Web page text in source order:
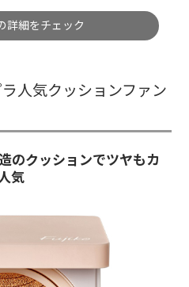
細をチェック
人気クッションファン
のクッションでツヤもカ
気